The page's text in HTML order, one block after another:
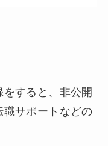
すると、非公開
サポートなどの